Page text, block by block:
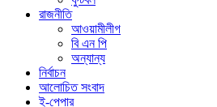
রাজনীতি
আওয়ামীলীগ
বি এন পি
অন্যান্য
নির্বাচন
আলোচিত সংবাদ
ই-পেপার